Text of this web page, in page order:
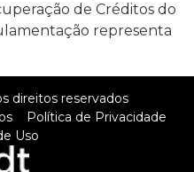
de Créditos do
representa
direitos reservados
Política de Privacidade
Uso